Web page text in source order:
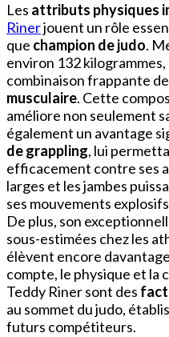
Les attributs physiques
Rinerjouent un rôle
que champion de judo.
environ 132
combinaison frappante de
musculaire. Cette
améliore non seulement
également un avantage
de grappling, lui
efficacement contre ses
larges et les jambes
ses mouvements
De plus, son
sous-estimées chez les
élèvent encore
compte, le physique et la
Teddy Riner sont des
au sommet du judo,
futurs compétiteurs.